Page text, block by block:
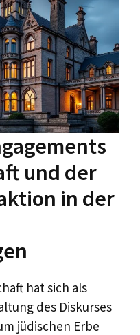
und der
in der
hat sich als
des Diskurses
jüdischen Erbe